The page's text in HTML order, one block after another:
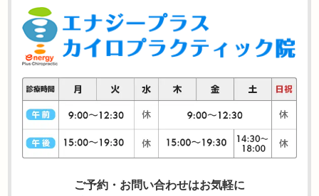
ご予約・お問い合わせはお気軽に